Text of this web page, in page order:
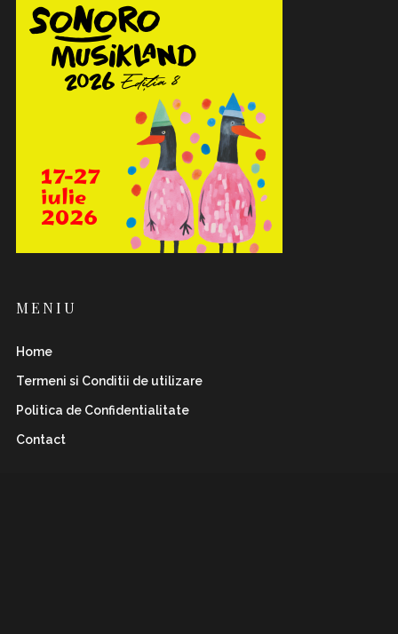
MENIU
Home
Termeni si Conditii de utilizare
Politica de Confidentialitate
Contact